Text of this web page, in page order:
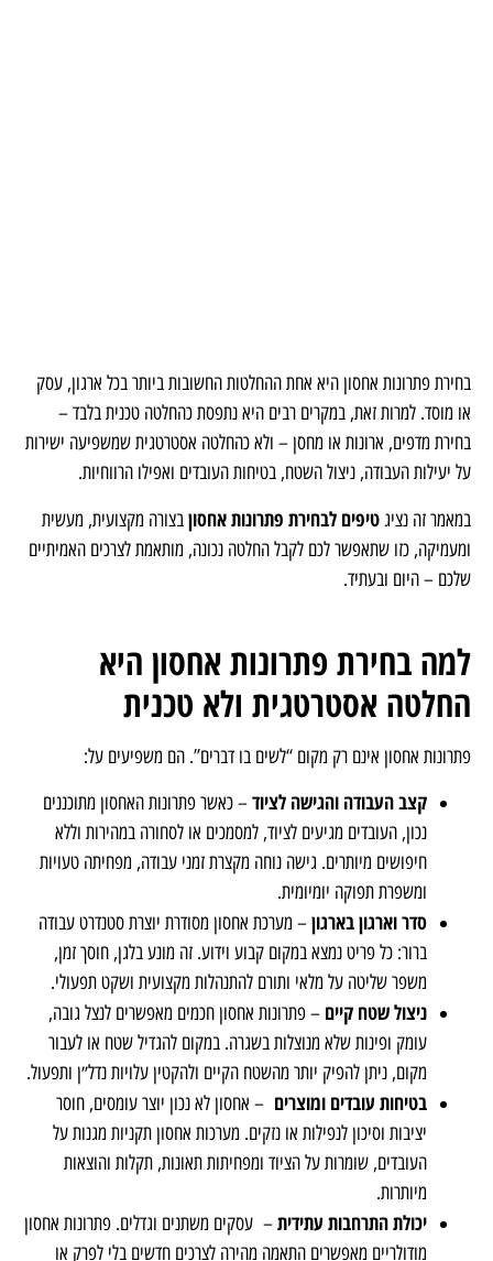
בחירת פתרונות אחסון היא אחת ההחלטות החשובות ביותר בכל ארגון, עסק
או מוסד. למרות זאת, במקרים רבים היא נתפסת כהחלטה טכנית בלבד –
על יעילות העבודה, ניצול השטח, בטיחות העובדים ואפילו הרווחיות.
במאמר זה נציגטיפים לבחירת פתרונות אחסון
למה בחירת פתרונות אחסון היא
החלטה אסטרטגית ולא טכנית
פתרונות אחסון אינם רק מקום “לשים בו דברים”. הם משפיעים על:
קצב העבודה והגישה לציוד – כאשר פתרונות האחסון מתוכננים
נכון, העובדים מגיעים לציוד, למסמכים או לסחורה במהירות וללא
חיפושים מיותרים. גישה נוחה מקצרת זמני עבודה, מפחיתה טעויות
ומשפרת תפוקה יומיומית.
סדר וארגון בארגון– מערכת אחסון מסודרת יוצרת סטנדרט עבודה
ברור: כל פריט נמצא במקום קבוע וידוע. זה מונע בלגן, חוסך זמן,
משפר שליטה על מלאי ותורם להתנהלות מקצועית ושקט תפעולי.
ניצול שטח קיים– פתרונות אחסון חכמים מאפשרים לנצל גובה,
עומק ופינות שלא מנוצלות בשגרה. במקום להגדיל שטח או לעבור
מקום, ניתן להפיק יותר מהשטח הקיים ולהקטין עלויות נדל״ן ותפעול.
בטיחות עובדים ומוצרים– אחסון לא נכון יוצר עומסים, חוסר
יציבות וסיכון לנפילות או נזקים. מערכות אחסון תקניות מגנות על
העובדים, שומרות על הציוד ומפחיתות תאונות, תקלות והוצאות
מיותרות.